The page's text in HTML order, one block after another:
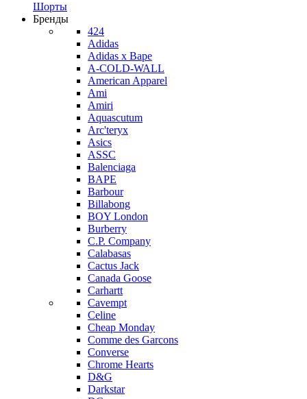
Шорты
Бренды
424
Adidas
Adidas x Bape
A-COLD-WALL
American Apparel
Ami
Amiri
Aquascutum
Arc'teryx
Asics
ASSC
Balenciaga
BAPE
Barbour
Billabong
BOY London
Burberry
C.P. Company
Calabasas
Cactus Jack
Canada Goose
Carhartt
Cavempt
Celine
Cheap Monday
Comme des Garcons
Converse
Chrome Hearts
D&G
Darkstar